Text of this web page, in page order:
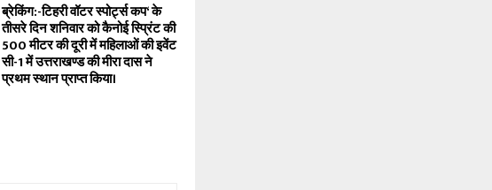
ब्रेकिंग:-टिहरी वॉटर स्पोर्ट्स कप‘ के
तीसरे दिन शनिवार को कैनोई स्प्रिंट की
500 मीटर की दूरी में महिलाओं की इवेंट
सी-1 में उत्तराखण्ड की मीरा दास ने
प्रथम स्थान प्राप्त किया।